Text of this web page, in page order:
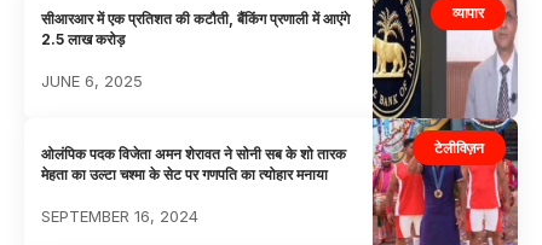
व्यापार
सीआरआर में एक प्रतिशत की कटौती, बैंकिंग प्रणाली में आएंगे
2.5 लाख करोड़
JUNE 6, 2025
टेलीविज़न
ओलंपिक पदक विजेता अमन शेरावत ने सोनी सब के शो तारक
मेहता का उल्टा चश्मा के सेट पर गणपति का त्योहार मनाया
SEPTEMBER 16, 2024